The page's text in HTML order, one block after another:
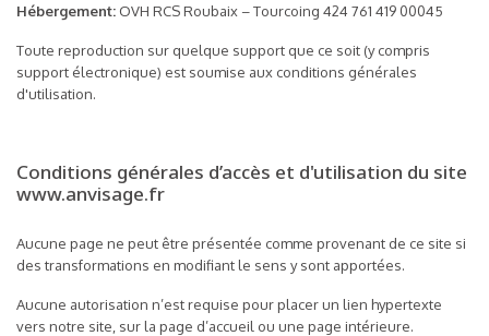
Hébergement: OVH RCS Roubaix – Tourcoing 424 761 419 00045
Toute reproduction sur quelque support que ce soit (y compris
support électronique) est soumise aux conditions générales
d'utilisation.
Conditions générales d’accès et d'utilisation du site
www.anvisage.fr
Aucune page ne peut être présentée comme provenant de ce site si
des transformations en modifiant le sens y sont apportées.
Aucune autorisation n’est requise pour placer un lien hypertexte
vers notre site, sur la page d’accueil ou une page intérieure.